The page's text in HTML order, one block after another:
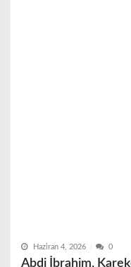
Haziran 4, 2026 0
Abdi İbrahim,